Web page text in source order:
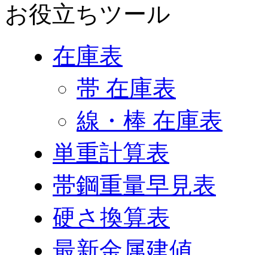
お役立ちツール
在庫表
帯 在庫表
線・棒 在庫表
単重計算表
帯鋼重量早見表
硬さ換算表
最新金属建値